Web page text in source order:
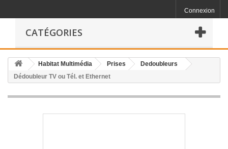
Connexion
CATÉGORIES
Habitat Multimédia Prises
Dedoubleurs
Dédoubleur TV ou Tél. et Ethernet